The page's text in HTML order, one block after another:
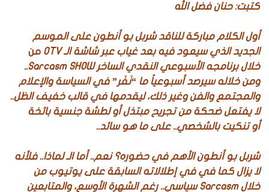
كتبت: حنان فضل الله
أول الكلام مباركة للناقد شربل بو أنطون على الموسم
الجديد الذي سيعود فيه بعد غياب عبر شاشة الـ OTV
من
خلال برنامجه الأسبوعي النقدي الساخر Sarcasm SHOW..
ومن خلاله سيرصد أسبوعياً ما “نَفَر” في السياسة والإعلام
والمجتمع والفن وغير ذلك، ليقدمها في قالب خفيف الظل..
لا يفتعل ضحكة من تجريح مبتذل أو لطشة جنسية بائخة
أو تنكيت بالشخصي.. على ما هو سائد..
شربل بو أنطون الأهم في حضوره؟ نعم.. أما الـ لماذا.. فلأنه
لا يزال كما في في إطلالاته السابقة على يوتيوب من
خلال Sarcasm سياسي.. رغم الشهرة الأوسع، والمتابعين